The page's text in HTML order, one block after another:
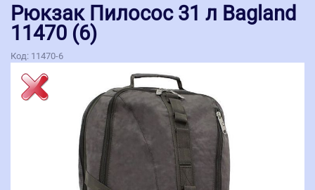
Рюкзак Пилосос 31 л Bagland
11470 (6)
Код: 11470-6